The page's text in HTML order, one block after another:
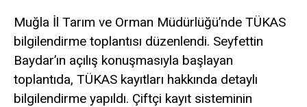
Muğla İl Tarım ve Orman Müdürlüğü’nde TÜKAS
bilgilendirme toplantısı düzenlendi. Seyfettin
Baydar’ın açılış konuşmasıyla başlayan
toplantıda, TÜKAS kayıtları hakkında detaylı
bilgilendirme yapıldı. Çiftçi kayıt sisteminin